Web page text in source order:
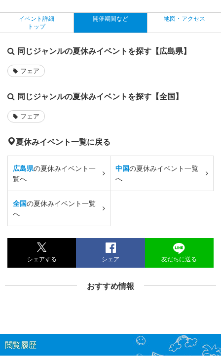
イベント詳細
トップ
開催期間など 地図・アクセス
同じジャンルの夏休みイベントを探す【広島県】
フェア
同じジャンルの夏休みイベントを探す【全国】
フェア
夏休みイベント一覧に戻る
広島県の夏休みイベント一
覧へ
中国の夏休みイベント一覧
へ
全国の夏休みイベント一覧
へ
シェアする シェア 友だちに送る
おすすめ情報
閲覧履歴